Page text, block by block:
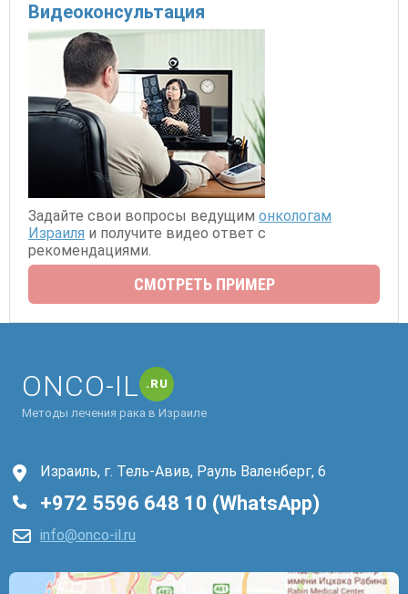
Видеоконсультация
Задайте свои вопросы ведущим онкологам
Израиля и получите видео ответ с
рекомендациями.
СМОТРЕТЬ ПРИМЕР
ONCO-IL .RU
Методы лечения рака в Израиле
Израиль, г. Тель-Авив, Рауль Валенберг, 6
+972 5596 648 10 (WhatsApp)
info@onco-il.ru